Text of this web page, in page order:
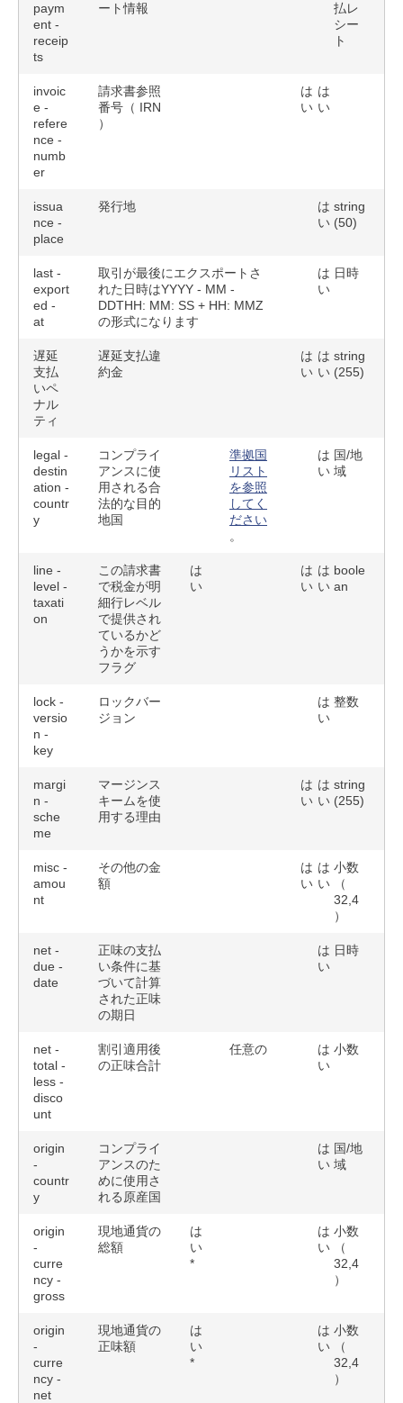
paym
ent -
receip
ts
ート情報
払レ
シー
ト
invoic
e -
refere
nce -
numb
er
請求書参照
番号（ IRN
）
は
い
は
い
issua
nce -
place
発行地
は
い
string
(50)
last -
export
ed -
at
取引が最後にエクスポートさ
れた日時はYYYY - MM -
DDTHH: MM: SS + HH: MMZ
の形式になります
は
い
日時
遅延
支払
いペ
ナル
ティ
遅延支払違
約金
は
い
は
い
string
(255)
legal -
destin
ation -
countr
y
コンプライ
アンスに使
用される合
法的な目的
地国
準拠国
リスト
を参照
してく
ださい
。
は
い
国/地
域
line -
level -
taxati
on
この請求書
で税金が明
細行レベル
で提供され
ているかど
うかを示す
フラグ
は
い
は
い
は
い
boole
an
lock -
versio
n -
key
ロックバー
ジョン
は
い
整数
margi
n -
sche
me
マージンス
キームを使
用する理由
は
い
は
い
string
(255)
misc -
amou
nt
その他の金
額
は
い
は
い
小数
（
32,4
）
net -
due -
date
正味の支払
い条件に基
づいて計算
された正味
の期日
は
い
日時
net -
total -
less -
disco
unt
割引適用後
の正味合計
任意の
は
い
小数
origin
-
countr
y
コンプライ
アンスのた
めに使用さ
れる原産国
は
い
国/地
域
origin
-
curre
ncy -
gross
現地通貨の
総額
は
い
*
は
い
小数
（
32,4
）
origin
-
curre
ncy -
net
現地通貨の
正味額
は
い
*
は
い
小数
（
32,4
）